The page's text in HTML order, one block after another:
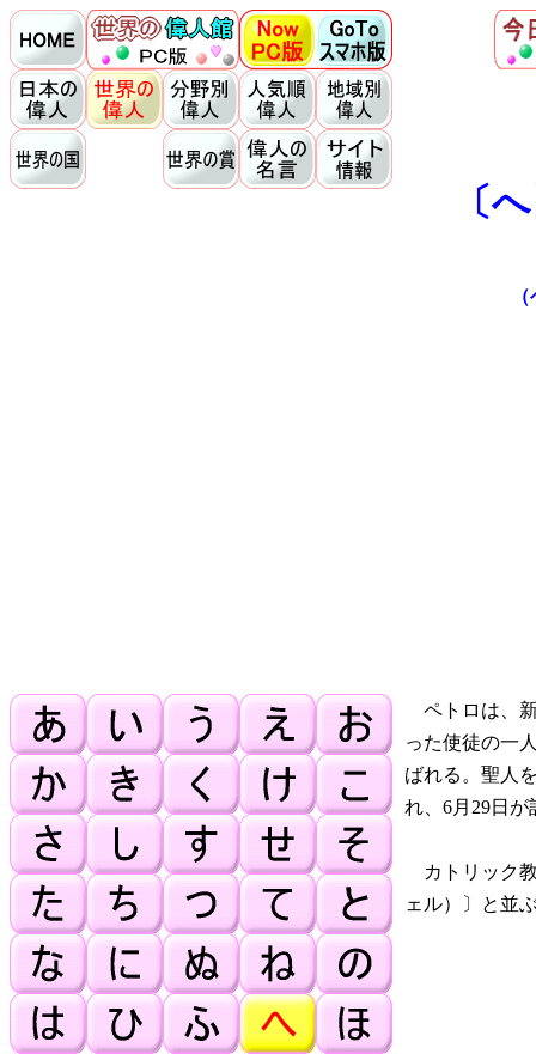
〔
ペトロは、
った使徒の一
ばれる。聖人
れ、6月29日
カトリック
ェル）〕と並